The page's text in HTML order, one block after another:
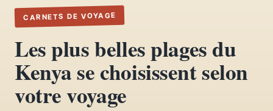
Récits, road-trips, itinéraires
02 Escapades en France
Provence, Paris, Marseille…
03 Mode et style
CARNETS DE VOYAGE
Les plus belles plages du
Kenya se choisissent selon
votre voyage